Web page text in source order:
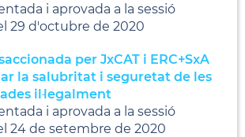
i aprovada a la sessió
29 d'octubre de 2020
per JxCAT i ERC+SxA
la salubritat i seguretat de les
il·legalment
i aprovada a la sessió
24 de setembre de 2020